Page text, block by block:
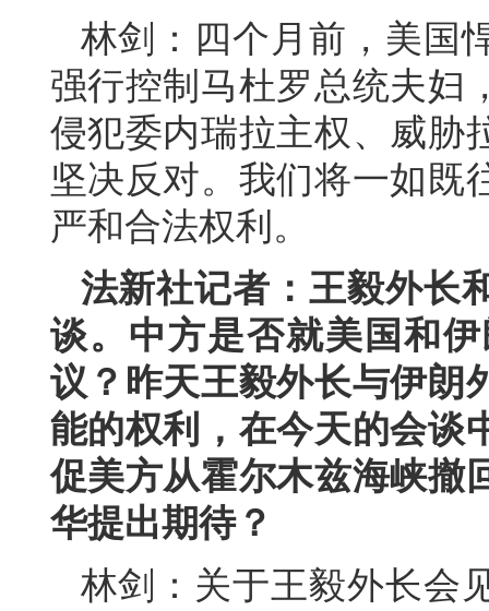
林剑：四个月前，美国
强行控制马杜罗总统夫妇
侵犯委内瑞拉主权、威胁
坚决反对。我们将一如既
严和合法权利。
法新社记者：王毅外长
谈。中方是否就美国和
议？昨天王毅外长与伊朗
能的权利，在今天的会谈
促美方从霍尔木兹海峡撤
华提出期待？
林剑：关于王毅外长会